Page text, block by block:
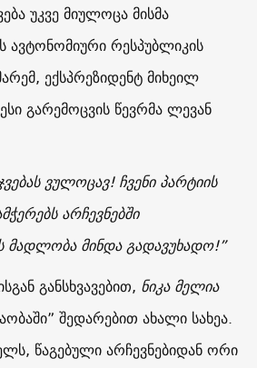
უკვე მიულოცა მისმა
ავტონომიური რესპუბლიკის
ექსპრეზიდენტ მიხეილ
გარემოცვის წევრმა ლევან
ვულოცავ! ჩვენი პარტიის
არჩევნებში
მადლობა მინდა გადავუხადო!”
განსხვავებით, ნიკა მელია
შედარებით ახალი სახეა.
წაგებული არჩევნებიდან ორი